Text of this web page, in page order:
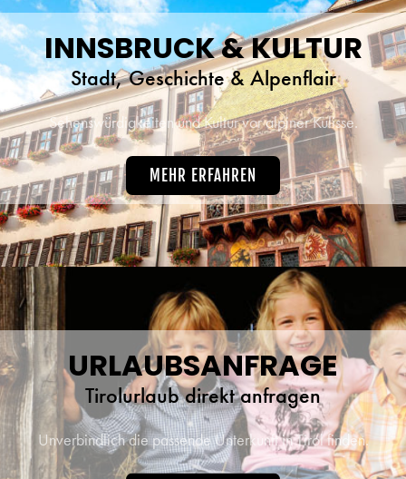
INNSBRUCK & KULTUR
Stadt, Geschichte & Alpenflair
Sehenswürdigkeiten und Kultur vor alpiner Kulisse.
MEHR ERFAHREN
URLAUBSANFRAGE
Tirolurlaub direkt anfragen
Unverbindlich die passende Unterkunft in Tirol finden.